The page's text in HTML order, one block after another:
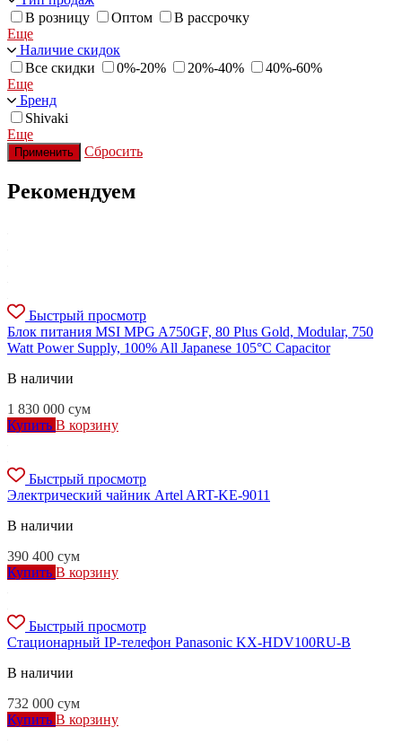
В розницу
Оптом
В рассрочку
Еще
Наличие скидок
Все скидки
0%-20% 20%-40%
40%-60%
Еще
Бренд
Shivaki
Еще
Применить Сбросить
Рекомендуем
Быстрый просмотр
Блок питания MSI MPG A750GF, 80 Plus Gold, Modular, 750
Watt Power Supply, 100% All Japanese 105°C Capacitor
В наличии
1 830 000 сум
Купить В корзину
Быстрый просмотр
Электрический чайник Artel ART-KE-9011
В наличии
390 400 сум
Купить В корзину
Быстрый просмотр
Стационарный IP-телефон Panasonic KX-HDV100RU-B
В наличии
732 000 сум
Купить В корзину